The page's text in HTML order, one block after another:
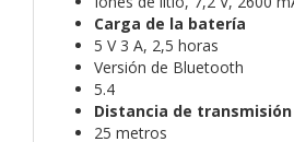
Carga de la batería
5 V 3 A, 2,5 horas
Versión de Bluetooth
5.4
Distancia de transmisión
25 metros